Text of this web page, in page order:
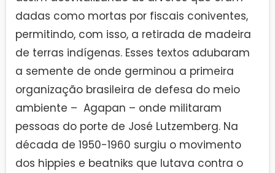
dadas como mortas por fiscais coniventes,
permitindo, com isso, a retirada de madeira
de terras indígenas. Esses textos adubaram
a semente de onde germinou a primeira
organização brasileira de defesa do meio
ambiente – Agapan – onde militaram
pessoas do porte de José Lutzemberg. Na
década de 1950-1960 surgiu o movimento
dos hippies e beatniks que lutava contra o